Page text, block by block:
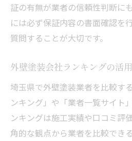
証の有無が業者の信頼性判断に
には必ず保証内容の書面確認を
質問することが大切です。
外壁塗装会社ランキングの活
埼玉県で外壁塗装業者を比較す
ンキング」や「業者一覧サイト
ンキングは施工実績や口コミ評
角的な観点から業者を比較でき